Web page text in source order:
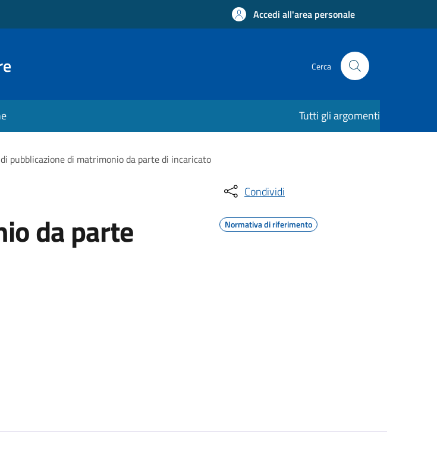
Accedi all'area personale
Cerca
Tutti gli argomenti
pubblicazione di matrimonio da parte di incaricato
da parte
Condividi
Normativa di riferimento